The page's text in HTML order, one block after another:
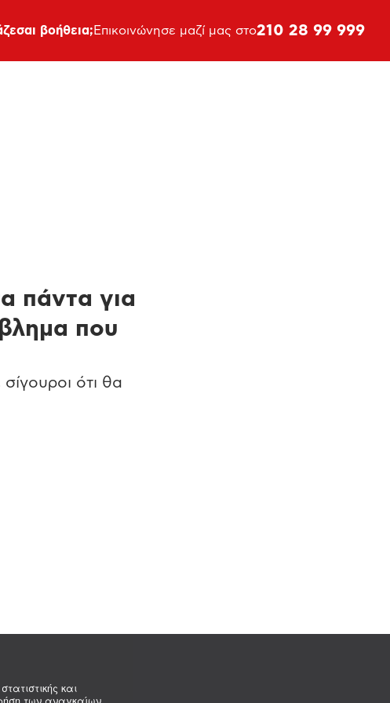
και
βοήθεια; Επικοινώνησε μαζί μας στο210 28 99 999
πάντα για
που
ότι θα